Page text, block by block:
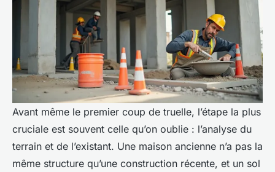
Avant même le premier coup de truelle, l’étape la plus
cruciale est souvent celle qu’on oublie : l’analyse du
terrain et de l’existant. Une maison ancienne n’a pas la
même structure qu’une construction récente, et un sol